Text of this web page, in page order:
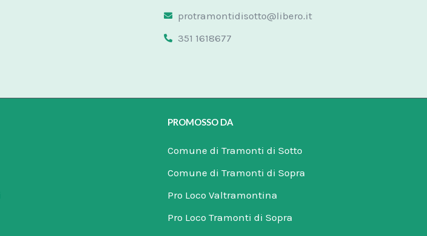
protramontidisotto@libero.it
351 1618677
PROMOSSO DA
Comune di Tramonti di Sotto
Comune di Tramonti di Sopra
Pro Loco Valtramontina
Pro Loco Tramonti di Sopra